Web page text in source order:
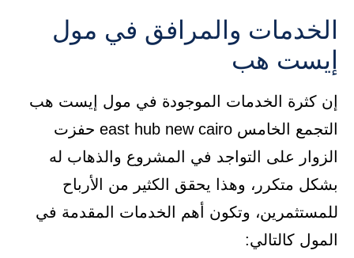
الخدمات والمرافق في مول
إيست هب
إن كثرة الخدمات الموجودة في مول إيست هب
التجمع الخامس east hub new cairo حفزت
الزوار على التواجد في المشروع والذهاب له
بشكل متكرر، وهذا يحقق الكثير من الأرباح
للمستثمرين، وتكون أهم الخدمات المقدمة في
المول كالتالي: